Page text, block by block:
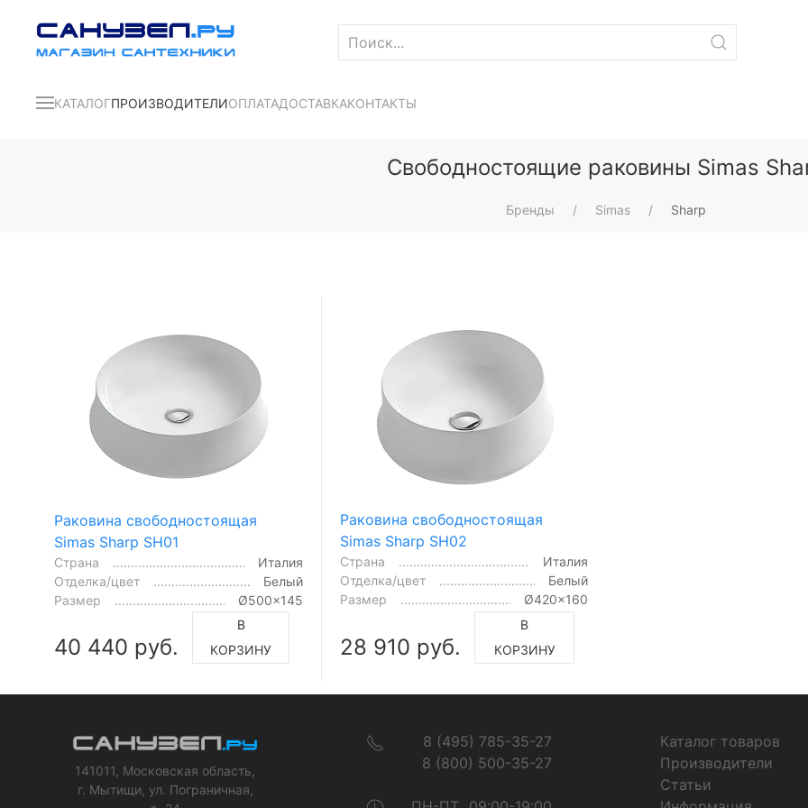
КАТАЛОГПРОИЗВОДИТЕЛИОПЛАТАДОСТАВКАКОНТАКТЫ
Свободностоящие раковины Simas
Бренды Simas Sharp
Раковина свободностоящая
Simas Sharp SH01
Страна
Италия
Отделка/цвет
Белый
Размер
Ø500x145
40 440 руб.
В
КОРЗИНУ
Раковина свободностоящая
Simas Sharp SH02
Страна
Италия
Отделка/цвет
Белый
Размер
Ø420x160
28 910 руб.
В
КОРЗИНУ
141011, Московская область,
г. Мытищи, ул. Пограничная,
8 (495) 785-35-27
8 (800) 500-35-27
Каталог товаров
Производители
Статьи